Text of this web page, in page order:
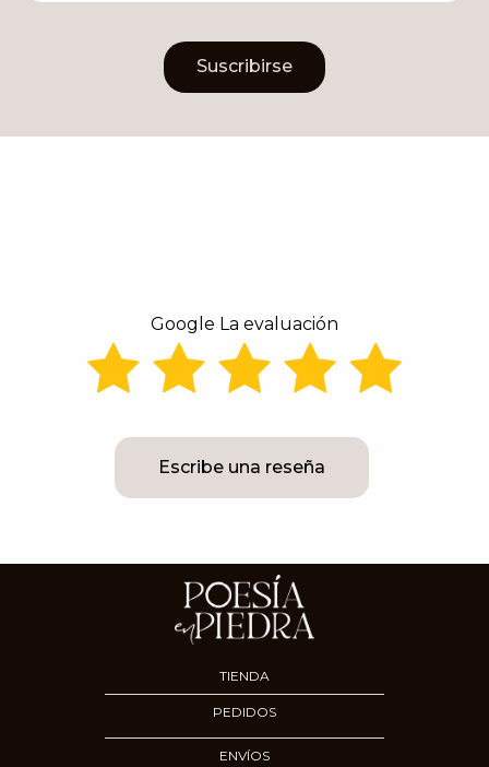
Suscribirse
Google La evaluación
Escribe una reseña
TIENDA
PEDIDOS
ENVÍOS